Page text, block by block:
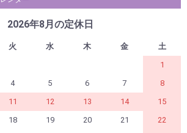
2026年8月の定休日
火 水 木 金
土
1
4 5 6 7
8
11 12 13 14
15
18 19 20 21
22